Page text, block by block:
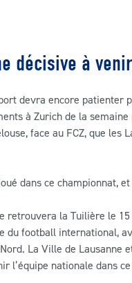
décisive à
devra encore
à Zurich de la
face au FCZ, que
dans ce championnat,
retrouvera la Tuilière le
du football international,
La Ville de
l’équipe nationale dans